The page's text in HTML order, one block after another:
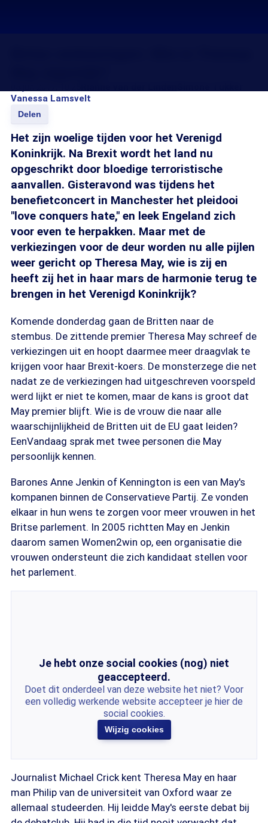
Vanessa Lamsvelt
Delen
Het zijn woelige tijden voor het Verenigd
Koninkrijk. Na Brexit wordt het land nu
opgeschrikt door bloedige terroristische
aanvallen. Gisteravond was tijdens het
benefietconcert in Manchester het pleidooi
"love conquers hate," en leek Engeland zich
voor even te herpakken. Maar met de
verkiezingen voor de deur worden nu alle pijlen
weer gericht op Theresa May, wie is zij en
heeft zij het in haar mars de harmonie terug te
brengen in het Verenigd Koninkrijk?
Komende donderdag gaan de Britten naar de
stembus. De zittende premier Theresa May schreef de
verkiezingen uit en hoopt daarmee meer draagvlak te
krijgen voor haar Brexit-koers. De monsterzege die net
nadat ze de verkiezingen had uitgeschreven voorspeld
werd lijkt er niet te komen, maar de kans is groot dat
May premier blijft. Wie is de vrouw die naar alle
waarschijnlijkheid de Britten uit de EU gaat leiden?
EenVandaag sprak met twee personen die May
persoonlijk kennen.
Barones Anne Jenkin of Kennington is een van May's
kompanen binnen de Conservatieve Partij. Ze vonden
elkaar in hun wens te zorgen voor meer vrouwen in het
Britse parlement. In 2005 richtten May en Jenkin
daarom samen Women2win op, een organisatie die
vrouwen ondersteunt die zich kandidaat stellen voor
het parlement.
Je hebt onze social cookies (nog) niet
geaccepteerd.
Doet dit onderdeel van deze website het niet? Voor
een volledig werkende website accepteer je hier de
social cookies.
Wijzig cookies
Journalist Michael Crick kent Theresa May en haar
man Philip van de universiteit van Oxford waar ze
allemaal studeerden. Hij leidde May's eerste debat bij